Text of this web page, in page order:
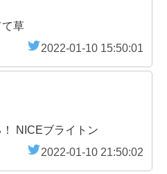
草
2022-01-10 15:50:01
NICEブライトン
2022-01-10 21:50:02